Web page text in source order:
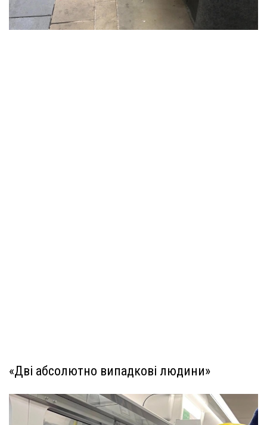
«Дві абсолютно випадкові людини»